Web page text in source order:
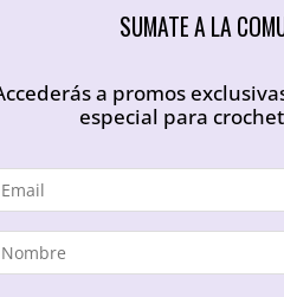
SUMATE A LA
a promos
especial para